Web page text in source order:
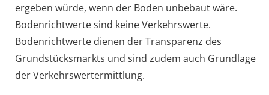
ergeben würde, wenn der Boden unbebaut wäre.
Bodenrichtwerte sind keine Verkehrswerte.
Bodenrichtwerte dienen der Transparenz des
Grundstücksmarkts und sind zudem auch Grundlage
der Verkehrswertermittlung.